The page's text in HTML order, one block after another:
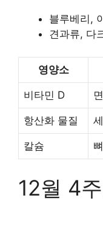
블루베리,
견과류, 다
영양소
비타민 D
항산화 물질
칼슘
12월 4